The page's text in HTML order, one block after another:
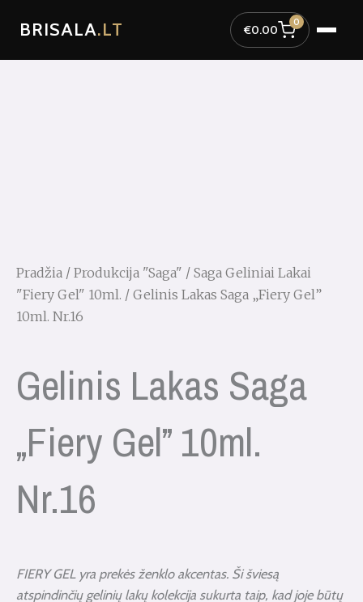
BRISALA.LT €0.00
0
Pradžia / Produkcija "Saga" / Saga Geliniai Lakai
"Fiery Gel" 10ml. / Gelinis Lakas Saga „Fiery Gel”
10ml. Nr.16
Gelinis Lakas Saga
„Fiery Gel” 10ml.
Nr.16
FIERY GEL yra prekės ženklo akcentas. Ši šviesą
atspindinčių gelinių lakų kolekcija sukurta taip, kad joje būtų